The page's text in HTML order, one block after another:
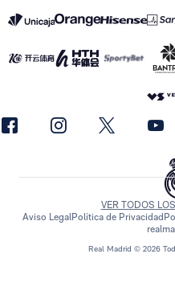
Real Madrid © 2026
VER TODOS
Aviso LegalPolítica de Privacidad